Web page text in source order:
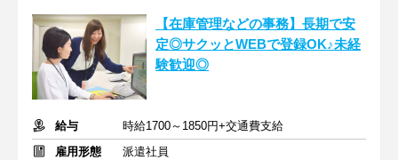
【在庫管理などの事務】長期で安
定◎サクッとWEBで登録OK♪未経
験歓迎◎
給与
時給1700～1850円+交通費支給
雇用形態
派遣社員